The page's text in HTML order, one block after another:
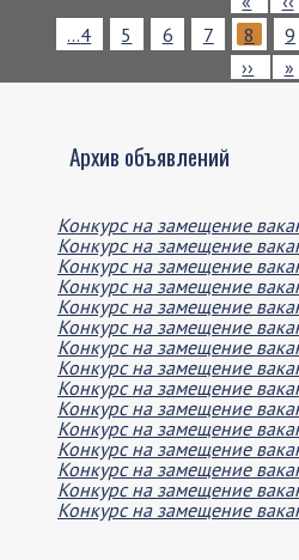
страницPage
…4 Page
5 Page
6 Page
7
Текущая
8 9
›› »
Архив объявлений
Конкурс на замещение
Конкурс на замещение
Конкурс на замещение
Конкурс на замещение
Конкурс на замещение
Конкурс на замещение
Конкурс на замещение
Конкурс на замещение
Конкурс на замещение
Конкурс на замещение
Конкурс на замещение
Конкурс на замещение
Конкурс на замещение
Конкурс на замещение
Конкурс на замещение